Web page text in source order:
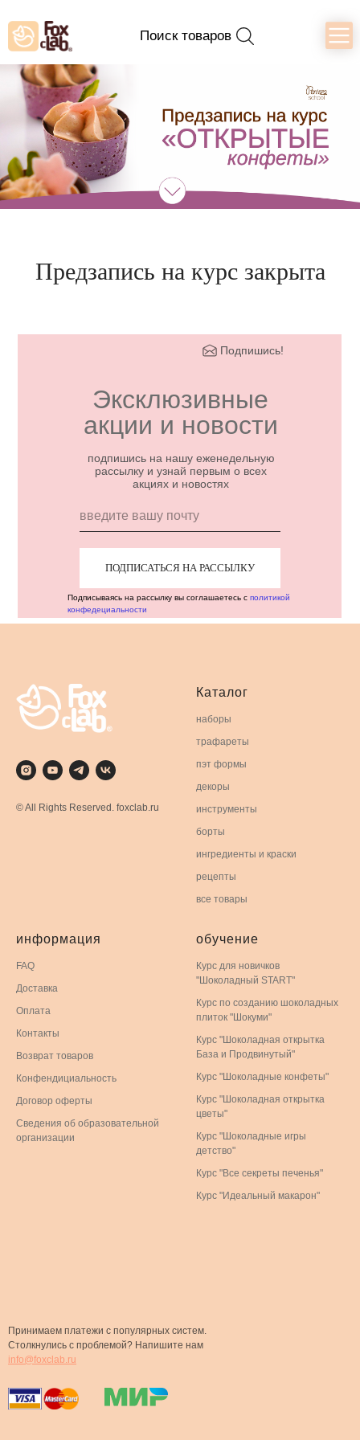
Поиск товаров
Предзапись на курс закрыта
Эксклюзивные
акции и новости
ПОДПИСАТЬСЯ НА РАССЫЛКУ
подпишись на нашу еженедельную
рассылку и узнай первым о всех
акциях и новостях
Подпишись!
Подписываясь на рассылку вы соглашаетесь с политикой
конфедециальности
© All Rights Reserved. foxclab.ru
Каталог
наборы
трафареты
пэт формы
декоры
инструменты
борты
ингредиенты и краски
рецепты
все товары
информация
FAQ
Доставка
Оплата
Контакты
Возврат товаров
Конфендициальность
Договор оферты
Сведения об образовательной
организации
обучение
Курс для новичков
"Шоколадный START"
Курс по созданию шоколадных
плиток "Шокуми"
Курс "Шоколадная открытка
База и Продвинутый"
Курс "Шоколадные конфеты"
Курс "Шоколадная открытка
цветы"
Курс "Шоколадные игры
детство"
Курс "Все секреты печенья"
Курс "Идеальный макарон"
Принимаем платежи с популярных систем.
Столкнулись с проблемой? Напишите нам
info@foxclab.ru